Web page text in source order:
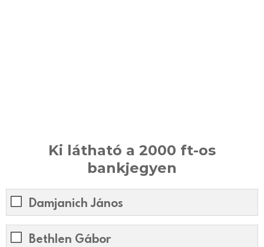
Ki látható a 2000 ft-os
bankjegyen
Damjanich János
Bethlen Gábor